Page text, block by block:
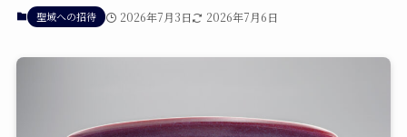
聖域への招待 2026年7月3日 2026年7月6日